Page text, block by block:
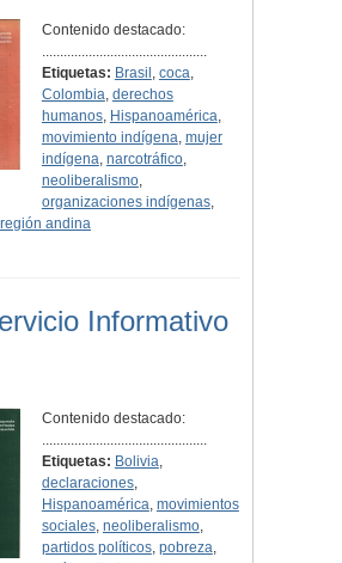
Contenido destacado:
..............................................
Etiquetas: Brasil , coca,
Colombia, derechos
humanos, Hispanoamérica,
movimiento indígena, mujer
indígena, narcotráfico,
neoliberalismo,
organizaciones indígenas,
región andina
Informativo
Contenido destacado:
..............................................
Etiquetas: Bolivia,
declaraciones,
Hispanoamérica, movimientos
sociales, neoliberalismo,
partidos políticos, pobreza,